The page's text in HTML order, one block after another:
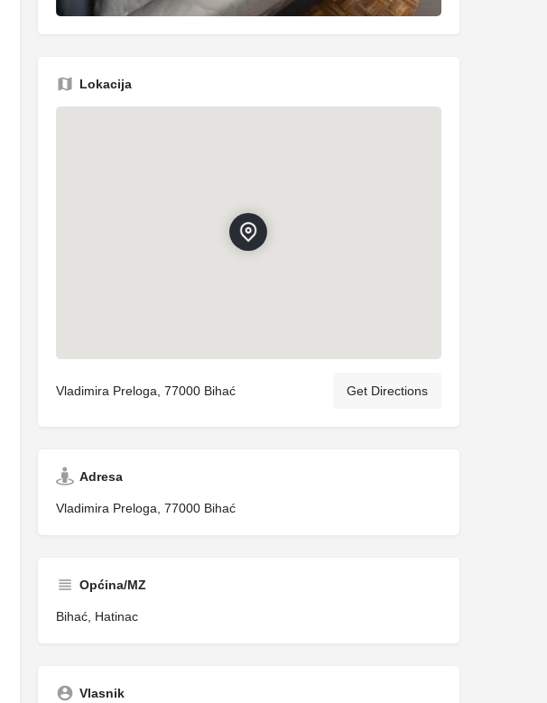
Lokacija
Vladimira Preloga, 77000 Bihać Get Directions
Adresa
Vladimira Preloga, 77000 Bihać
Općina/MZ
Bihać, Hatinac
Vlasnik